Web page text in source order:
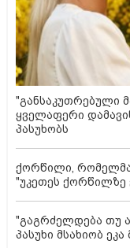
"განსაკუთრებული
ყველაფერი
პასუხობს
ქორწილი,
"უკეთეს ქორწილზე
"გაგრძელდება თუ
პასუხი მსახიობ ეკა